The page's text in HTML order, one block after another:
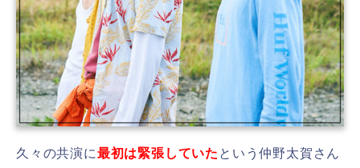
久々の共演に最初は緊張していた という仲野太賀さん